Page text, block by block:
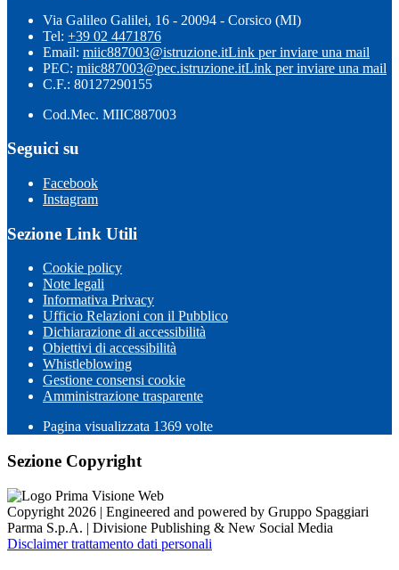
Via Galileo Galilei, 16 - 20094 - Corsico (MI)
Tel: +39 02 4471876
Email: miic887003@istruzione.itLink per inviare una mail
PEC: miic887003@pec.istruzione.itLink per inviare una mail
C.F.: 80127290155
Cod.Mec. MIIC887003
Seguici su
Facebook
Instagram
Sezione Link Utili
Cookie policy
Note legali
Informativa Privacy
Ufficio Relazioni con il Pubblico
Dichiarazione di accessibilità
Obiettivi di accessibilità
Whistleblowing
Gestione consensi cookie
Amministrazione trasparente
Pagina visualizzata 1369 volte
Sezione Copyright
Copyright 2026 | Engineered and powered by Gruppo Spaggiari
Parma S.p.A. | Divisione Publishing & New Social Media
Disclaimer trattamento dati personali